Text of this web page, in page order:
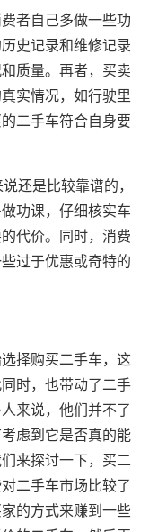
者自己多做一些功
史记录和维修记录
质量。再者，买卖
实情况，如行驶里
二手车符合自身要
还是比较靠谱的，
功课，仔细核实车
代价。同时，消费
过于优惠或奇特的
择购买二手车，这
时，也带动了二手
来说，他们并不了
虑到它是否真的能
来探讨一下，买二
二手车市场比较了
的方式来赚到一些